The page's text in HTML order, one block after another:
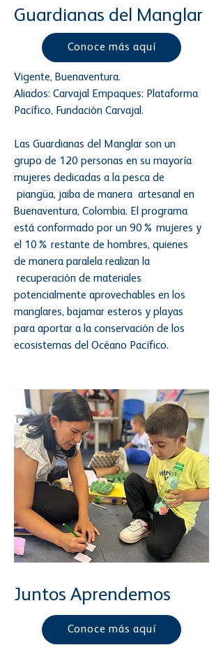
Guardianas del Manglar
Conoce más aquí
Vigente, Buenaventura.
Aliados: Carvajal Empaques: Plataforma
Pacífico, Fundación Carvajal.
Las Guardianas del Manglar son un
grupo de 120 personas en su mayoría
mujeres dedicadas a la pesca de
piangüa, jaiba de manera artesanal en
Buenaventura, Colombia. El programa
está conformado por un 90% mujeres y
el 10% restante de hombres, quienes
de manera paralela realizan la
recuperación de materiales
potencialmente aprovechables en los
manglares, bajamar esteros y playas
para aportar a la conservación de los
ecosistemas del Océano Pacífico.
Juntos Aprendemos
Conoce más aquí